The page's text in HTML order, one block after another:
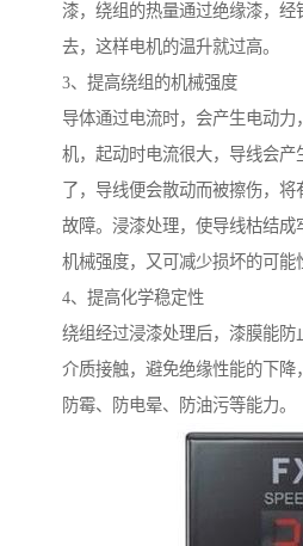
漆，绕组的热量通过绝缘漆，经
去，这样电机的温升就过高。
3、提高绕组的机械强度
导体通过电流时，会产生电动力
机，起动时电流很大，导线会产
了，导线便会散动而被擦伤，
故障。浸漆处理，使导线枯结成
机械强度，又可减少损坏的可能
4、提高化学稳定性
绕组经过浸漆处理后，漆膜能防
介质接触，避免绝缘性能的下降
防霉、防电晕、防油污等能力。